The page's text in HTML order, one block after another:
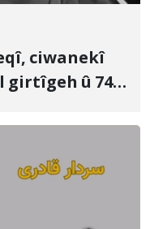
ciwanekî
girtîgeh û 74